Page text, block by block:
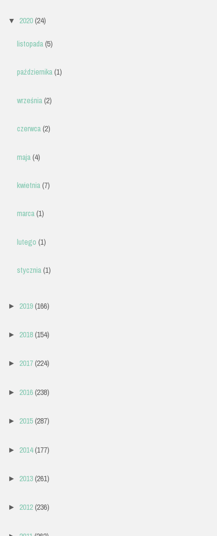
▼ 2020(24)
listopada(5)
października(1)
września(2)
czerwca(2)
maja(4)
kwietnia(7)
marca(1)
lutego (1)
stycznia(1)
► 2019(166)
► 2018(154)
► 2017(224)
► 2016(238)
► 2015(287)
► 2014(177)
► 2013(261)
► 2012(236)